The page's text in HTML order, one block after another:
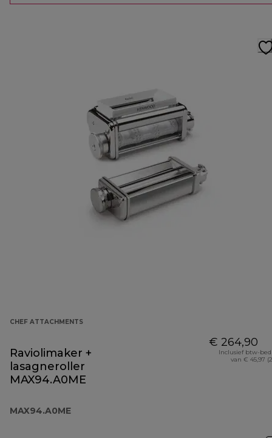
CHEF ATTACHMENTS
Raviolimaker +
lasagneroller
MAX94.A0ME
MAX94.A0ME
€ 264,90
Inclusief btw-
van € 45,97